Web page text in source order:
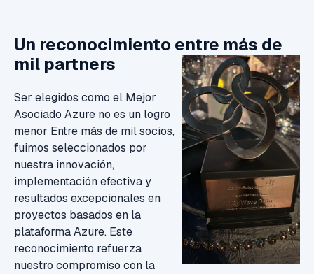
Un reconocimiento entre más de
mil partners
Ser elegidos como el Mejor
Asociado Azure no es un logro
menor Entre más de mil socios,
fuimos seleccionados por
nuestra innovación,
implementación efectiva y
resultados excepcionales en
proyectos basados en la
plataforma Azure. Este
reconocimiento refuerza
nuestro compromiso con la